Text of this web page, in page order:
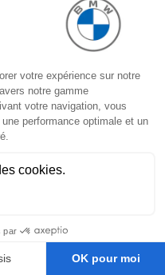
avec pompe